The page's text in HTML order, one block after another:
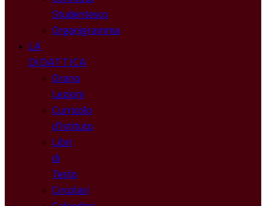
Studentesco
Organigramma
LA
DIDATTICA
Orario
Lezioni
Curricolo
d’Istituto
Libri
di
Testo
Circolari